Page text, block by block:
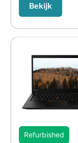
Bekijk
Refurbished